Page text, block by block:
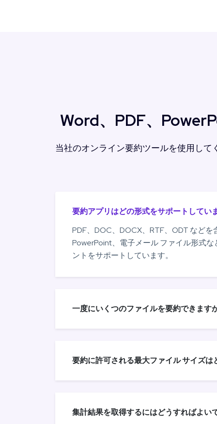
Word、PDF、
当社のオンライン要約ツールを使用し
要約アプリはどの形式をサポートしてい
PDF、DOC、DOCX、RTF、ODT などを
PowerPoint、電子メール ファイル形式
ントをサポートしています。
一度にいくつのファイルを要約できます
要約に許可される最大ファイル サイズは
集計結果を取得するにはどうすればよい